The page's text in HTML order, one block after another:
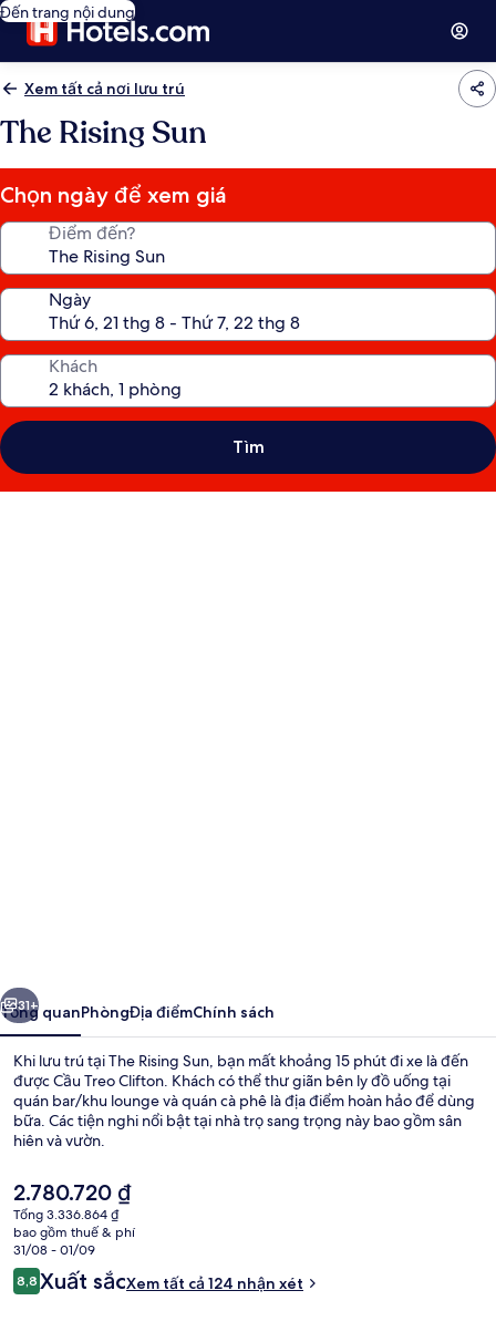
Đến trang nội dung
Xem tất cả nơi lưu trú
The Rising Sun
Chọn ngày để xem giá
Điểm đến?
Ngày
Khách
Tìm
31+
Tổng quanPhòngĐịa điểmChính sách
Khi lưu trú tại The Rising Sun, bạn mất khoảng 15 phút đi xe là đến
được Cầu Treo Clifton. Khách có thể thư giãn bên ly đồ uống tại
quán bar/khu lounge và quán cà phê là địa điểm hoàn hảo để dùng
bữa. Các tiện nghi nổi bật tại nhà trọ sang trọng này bao gồm sân
hiên và vườn.
Giá
hiện
tại
là
2.780.720 ₫
2.780.720 ₫
Tổng 3.336.864 ₫
bao gồm thuế & phí
31/08 - 01/09
Nhận
xét
8,88,8 trên 10,
Xuất sắcXem tất cả 124 nhận xét